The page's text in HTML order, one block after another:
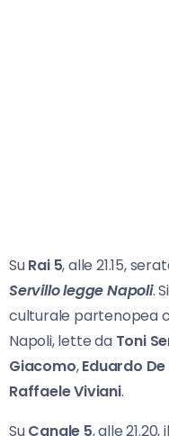
SuRai 5, alle 21.15,
Servillo legge Napoli.
culturale partenopea
Napoli, lette da Toni
Giacomo,Eduardo
Raffaele Viviani.
SuCanale 5, alle